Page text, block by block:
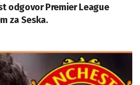
odgovor Premier League
za Seska.